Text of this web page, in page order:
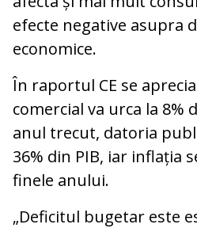
efecte negative asupra
economice.
În raportul CE se
comercial va urca la 8%
anul trecut, datoria
36% din PIB, iar inflația
finele anului.
„Deficitul bugetar este